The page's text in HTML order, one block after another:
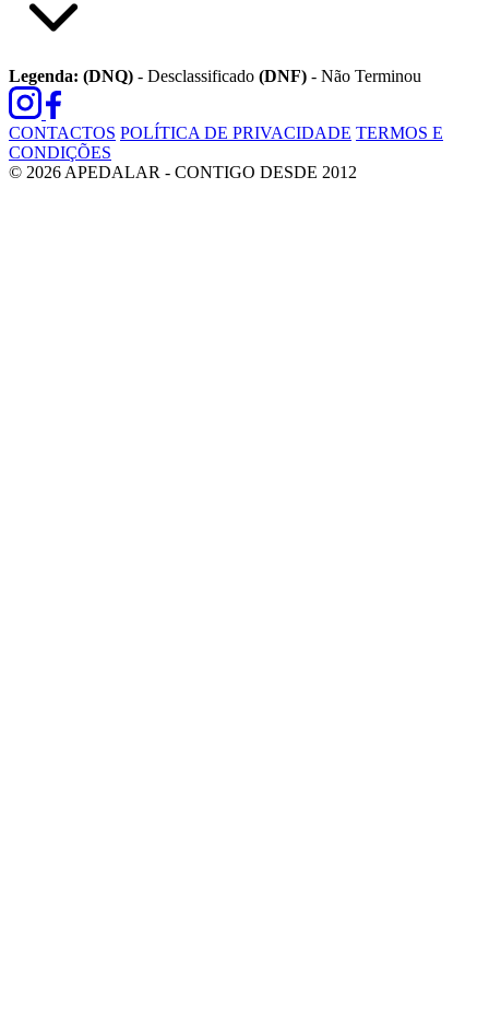
Legenda: (DNQ) - Desclassificado (DNF) - Não Terminou
CONTACTOS POLÍTICA DE PRIVACIDADE TERMOS E
CONDIÇÕES
© 2026 APEDALAR - CONTIGO DESDE 2012